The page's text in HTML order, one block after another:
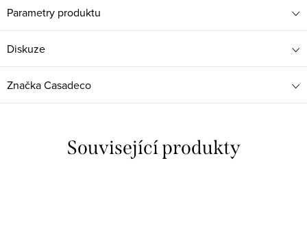
Parametry produktu
Diskuze
ZnačkaCasadeco
Související produkty